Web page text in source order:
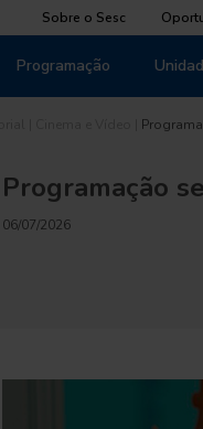
Sobre o Sesc
Programação
Programação
06/07/2026